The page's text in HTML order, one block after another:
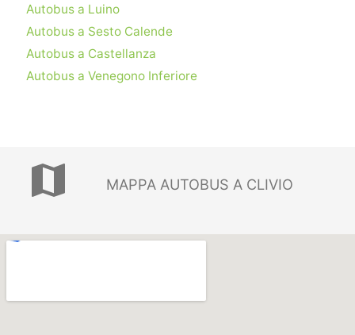
Autobus a Luino
Autobus a Sesto Calende
Autobus a Castellanza
Autobus a Venegono Inferiore
map MAPPA AUTOBUS A CLIVIO